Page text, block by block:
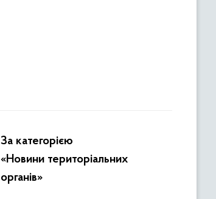
За категорією
«Новини територіальних
органів»